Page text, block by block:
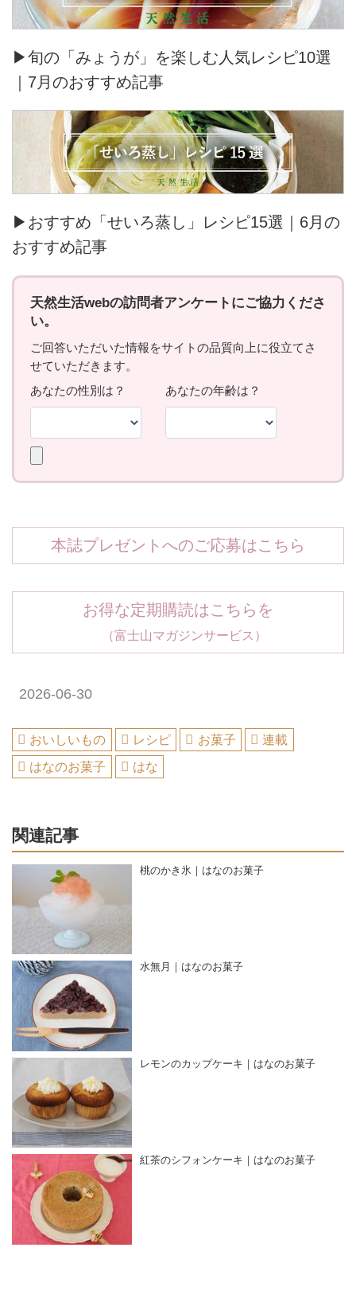
▶旬の「みょうが」を楽しむ人気レシピ10選
｜7月のおすすめ記事
▶おすすめ「せいろ蒸し」レシピ15選｜6月の
おすすめ記事
本誌プレゼントへのご応募はこちら
お得な定期購読はこちらを
（富士山マガジンサービス）
2026-06-30
おいしいもの レシピ お菓子
連載
はなのお菓子
はな
関連記事
桃のかき氷｜はなのお菓子
水無月｜はなのお菓子
レモンのカップケーキ｜はなのお菓子
紅茶のシフォンケーキ｜はなのお菓子